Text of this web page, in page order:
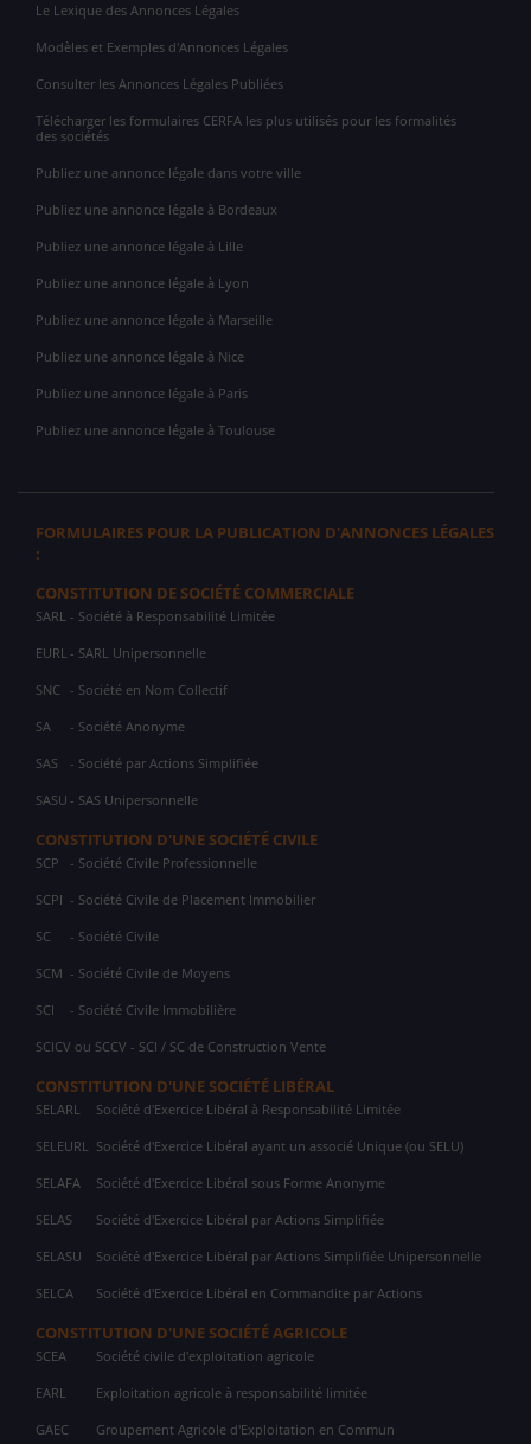
Le Lexique des Annonces Légales
Modèles et Exemples d'Annonces Légales
Consulter les Annonces Légales Publiées
Télécharger les formulaires CERFA les plus utilisés pour les formalités
des sociétés
Publiez une annonce légale dans votre ville
Publiez une annonce légale à Bordeaux
Publiez une annonce légale à Lille
Publiez une annonce légale à Lyon
Publiez une annonce légale à Marseille
Publiez une annonce légale à Nice
Publiez une annonce légale à Paris
Publiez une annonce légale à Toulouse
FORMULAIRES POUR LA PUBLICATION D'ANNONCES LÉGALES
:
CONSTITUTION DE SOCIÉTÉ COMMERCIALE
SARL - Société à Responsabilité Limitée
EURL - SARL Unipersonnelle
SNC - Société en Nom Collectif
SA - Société Anonyme
SAS - Société par Actions Simplifiée
SASU - SAS Unipersonnelle
CONSTITUTION D'UNE SOCIÉTÉ CIVILE
SCP - Société Civile Professionnelle
SCPI - Société Civile de Placement Immobilier
SC - Société Civile
SCM - Société Civile de Moyens
SCI - Société Civile Immobilière
SCICV ou SCCV - SCI / SC de Construction Vente
CONSTITUTION D'UNE SOCIÉTÉ LIBÉRAL
SELARL Société d'Exercice Libéral à Responsabilité Limitée
SELEURL Société d'Exercice Libéral ayant un associé Unique (ou SELU)
SELAFA Société d'Exercice Libéral sous Forme Anonyme
SELAS Société d'Exercice Libéral par Actions Simplifiée
SELASU Société d'Exercice Libéral par Actions Simplifiée Unipersonnelle
SELCA Société d'Exercice Libéral en Commandite par Actions
CONSTITUTION D'UNE SOCIÉTÉ AGRICOLE
SCEA Société civile d'exploitation agricole
EARL Exploitation agricole à responsabilité limitée
GAEC Groupement Agricole d'Exploitation en Commun